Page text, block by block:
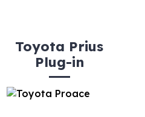
Toyota Prius
Plug-in